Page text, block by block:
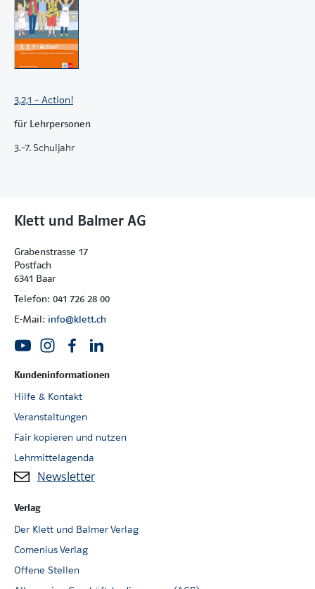
3,2,1 – Action!
für Lehrpersonen
3.–7. Schuljahr
Klett und Balmer AG
Grabenstrasse 17
Postfach
6341 Baar
Telefon: 041 726 28 00
E-Mail: info@klett.ch
Kundeninformationen
Hilfe & Kontakt
Veranstaltungen
Fair kopieren und nutzen
Lehrmittelagenda
Newsletter
Verlag
Der Klett und Balmer Verlag
Comenius Verlag
Offene Stellen